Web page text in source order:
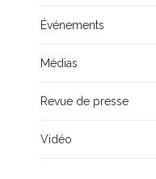
Événements
Médias
Revue de presse
Vidéo